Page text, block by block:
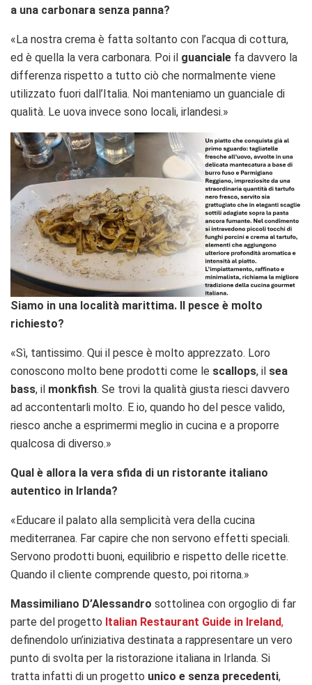
a una carbonara senza panna?
«La nostra crema è fatta soltanto con l’acqua di cottura,
ed è quella la vera carbonara. Poi il guanciale fa davvero la
differenza rispetto a tutto ciò che normalmente viene
utilizzato fuori dall’Italia. Noi manteniamo un guanciale di
qualità. Le uova invece sono locali, irlandesi.»
Siamo in una località marittima. Il pesce è molto
richiesto?
«Sì, tantissimo. Qui il pesce è molto apprezzato. Loro
conoscono molto bene prodotti come le scallops, il sea
bass, il monkfish. Se trovi la qualità giusta riesci davvero
ad accontentarli molto. E io, quando ho del pesce valido,
riesco anche a esprimermi meglio in cucina e a proporre
qualcosa di diverso.»
Qual è allora la vera sfida di un ristorante italiano
autentico in Irlanda?
«Educare il palato alla semplicità vera della cucina
mediterranea. Far capire che non servono effetti speciali.
Servono prodotti buoni, equilibrio e rispetto delle ricette.
Quando il cliente comprende questo, poi ritorna.»
Massimiliano D’Alessandro sottolinea con orgoglio di far
parte del progetto Italian Restaurant Guide in Ireland,
definendolo un’iniziativa destinata a rappresentare un vero
punto di svolta per la ristorazione italiana in Irlanda. Si
tratta infatti di un progetto unico e senza precedenti,